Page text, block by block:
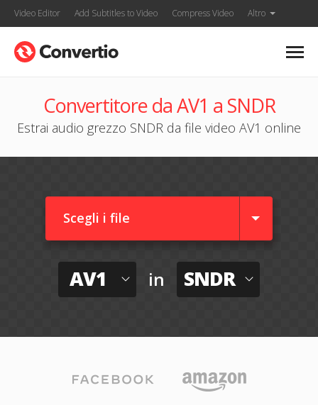
Video Editor Add Subtitles to Video Compress Video Altro
Convertitore da AV1 a SNDR
Estrai audio grezzo SNDR da file video AV1 online
Scegli i file
AV1 in SNDR